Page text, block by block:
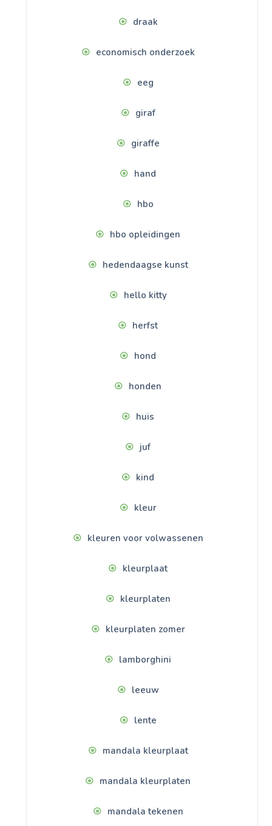
draak
economisch onderzoek
eeg
giraf
giraffe
hand
hbo
hbo opleidingen
hedendaagse kunst
hello kitty
herfst
hond
honden
huis
juf
kind
kleur
kleuren voor volwassenen
kleurplaat
kleurplaten
kleurplaten zomer
lamborghini
leeuw
lente
mandala kleurplaat
mandala kleurplaten
mandala tekenen